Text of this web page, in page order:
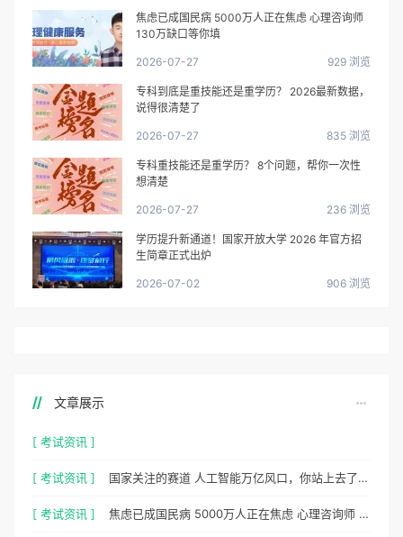
焦虑已成国民病 5000万人正在焦虑 心理咨询师
130万缺口等你填
2026-07-27 929 浏览
专科到底是重技能还是重学历？ 2026最新数据，
说得很清楚了
2026-07-27 835 浏览
专科重技能还是重学历？ 8个问题，帮你一次性
想清楚
2026-07-27 236 浏览
学历提升新通道！国家开放大学 2026 年官方招
生简章正式出炉
2026-07-02 906 浏览
文章展示
[ 考试资讯 ]
[ 考试资讯 ] 国家关注的赛道 人工智能万亿风口，你站上去了吗？
[ 考试资讯 ] 焦虑已成国民病 5000万人正在焦虑 心理咨询师 130万缺口等你填